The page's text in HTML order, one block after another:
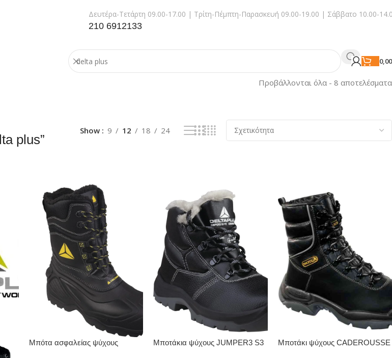
Δευτέρα-Τετάρτη 09.00-17.00 | Τρίτη-Πέμπτη-Παρασκευή 09.00-19.00 | Σάββατο 10.00-
210 6912133
Προβάλλονται όλα - 8 αποτελέσματα
plus”
Show 9 12 18 24
Μπότα ασφαλείας ψύχους
Μποτάκια ψύχους JUMPER3 S3
Μποτάκι ψύχους CADEROUSSE